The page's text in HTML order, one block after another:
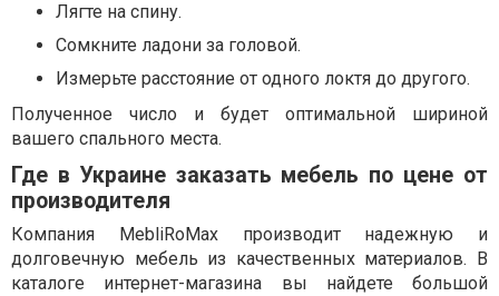
Лягте на спину.
Сомкните ладони за головой.
Измерьте расстояние от одного локтя до другого.
Полученное число и будет оптимальной шириной
вашего спального места.
Где в Украине заказать мебель по цене от
производителя
Компания MebliRoMax производит надежную и
долговечную мебель из качественных материалов. В
каталоге интернет-магазина вы найдете большой